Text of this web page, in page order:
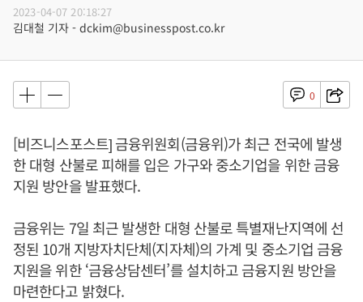
2023-04-07 20:18:27
김대철 기자 - dckim@businesspost.co.kr
0
[비즈니스포스트] 금융위원회(금융위)가 최근 전국에 발생
한 대형 산불로 피해를 입은 가구와 중소기업을 위한 금융
지원 방안을 발표했다.
금융위는 7일 최근 발생한 대형 산불로 특별재난지역에 선
정된 10개 지방자치단체(지자체)의 가계 및 중소기업 금융
지원을 위한 ‘금융상담센터’를 설치하고 금융지원 방안을
마련한다고 밝혔다.